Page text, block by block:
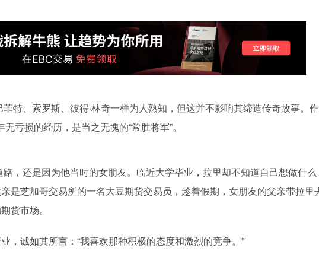
特、索罗斯、彼得·林奇一样为人熟知，但这并不影响其缔造传奇故事。
亏损的经历，是当之无愧的“常胜将军”。
，还是因为他当时的女朋友。临近大学毕业，拉里却不知道自己想做什么
是芝加哥交易所的一名大豆期货交易员，趁着假期，女朋友的父亲带拉里
货市场。
，诚如其所言：“我喜欢那种积极的态度和激烈的竞争。”